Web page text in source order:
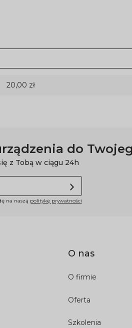
20,00 zł
do
z Tobą w ciągu 24h
na naszą politykę prywatności
O nas
O firmie
Oferta
Szkolenia